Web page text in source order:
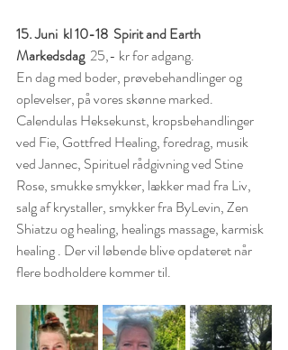
15. Juni  kl 10-18  Spirit and Earth
Markedsdag 25,- kr for adgang.
En dag med boder, prøvebehandlinger og
oplevelser, på vores skønne marked.
Calendulas Heksekunst, kropsbehandlinger
ved Fie, Gottfred Healing, foredrag, musik
ved Jannec, Spirituel rådgivning ved Stine
Rose, smukke smykker, lækker mad fra Liv,
salg af krystaller, smykker fra ByLevin, Zen
Shiatzu og healing, healings massage, karmisk
healing . Der vil løbende blive opdateret når
flere bodholdere kommer til.